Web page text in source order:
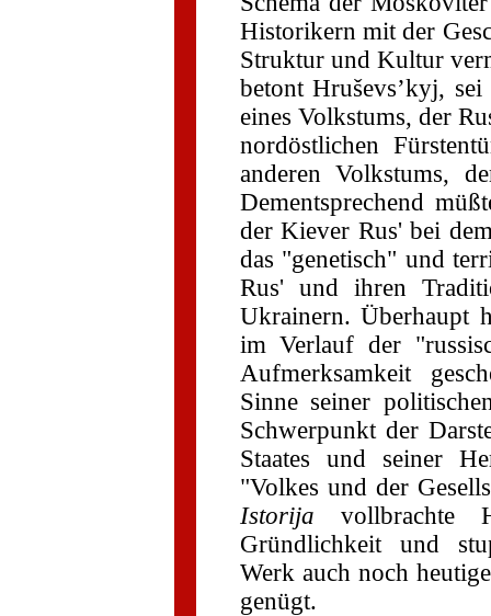
Historikern mit der
Struktur und Kultur
betont Hruševs’kyj,
eines Volkstums, der
nordöstlichen
anderen Volkstums,
Dementsprechend
der Kiever Rus' bei
das "genetisch" und
Rus' und ihren
Ukrainern. Überhaupt
im Verlauf der
Aufmerksamkeit
Sinne seiner
Schwerpunkt der
Staates und seiner
"Volkes und der
Istorija vollbrachte
Gründlichkeit und
Werk auch noch
genügt.